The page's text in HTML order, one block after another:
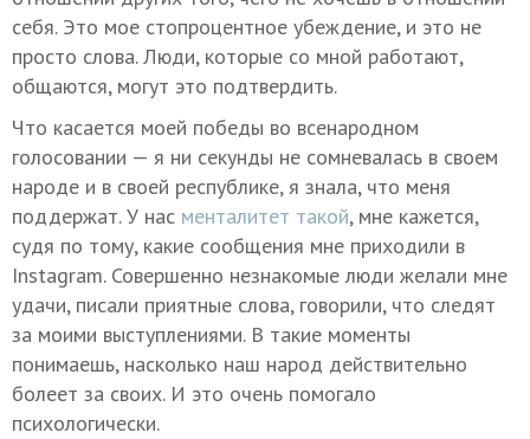
себя. Это мое стопроцентное убеждение, и это не
просто слова. Люди, которые со мной работают,
общаются, могут это подтвердить.
Что касается моей победы во всенародном
голосовании — я ни секунды не сомневалась в своем
народе и в своей республике, я знала, что меня
поддержат. У нас менталитет такой, мне кажется,
судя по тому, какие сообщения мне приходили в
Instagram. Совершенно незнакомые люди желали мне
удачи, писали приятные слова, говорили, что следят
за моими выступлениями. В такие моменты
понимаешь, насколько наш народ действительно
болеет за своих. И это очень помогало
психологически.